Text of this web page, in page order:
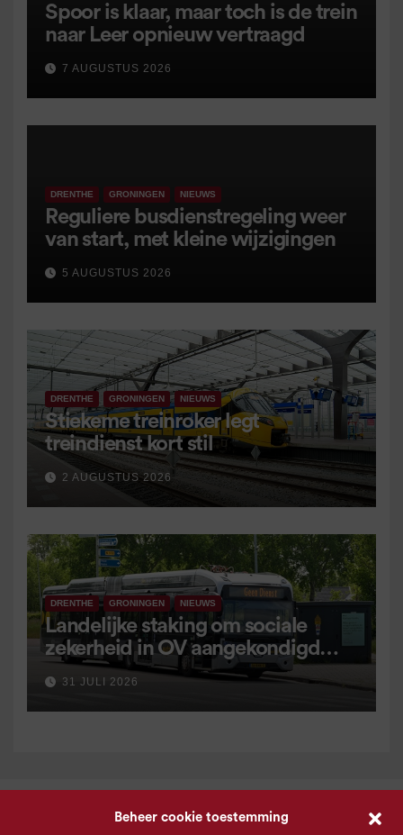
Beheer cookie toestemming
Spoor is klaar, maar toch is de trein
naar Leer opnieuw vertraagd
7 AUGUSTUS 2026
DRENTHE GRONINGEN NIEUWS
Reguliere busdienstregeling weer
van start, met kleine wijzigingen
5 AUGUSTUS 2026
DRENTHE GRONINGEN NIEUWS
Stiekeme treinroker legt
treindienst kort stil
2 AUGUSTUS 2026
DRENTHE GRONINGEN NIEUWS
Landelijke staking om sociale
zekerheid in OV aangekondigd
voor 9 september
31 JULI 2026